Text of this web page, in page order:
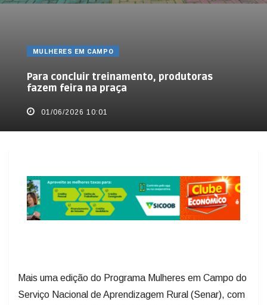
MULHERES EM CAMPO
Para concluir treinamento, produtoras
fazem feira na praça
01/06/2026 10:01
Mais uma edição do Programa Mulheres em Campo do
Serviço Nacional de Aprendizagem Rural (Senar), com